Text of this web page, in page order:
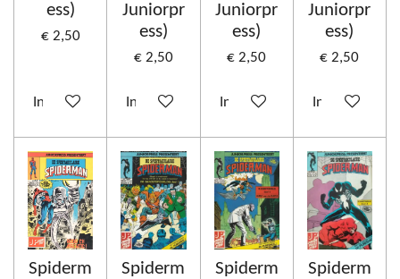
ess)
€ 2,50
In winkelwagen
Juniorpr
ess)
€ 2,50
In winkelwagen
Juniorpr
ess)
€ 2,50
In winkelwagen
Juniorpr
ess)
€ 2,50
In
Spiderm
Spiderm
Spiderm
Spiderm